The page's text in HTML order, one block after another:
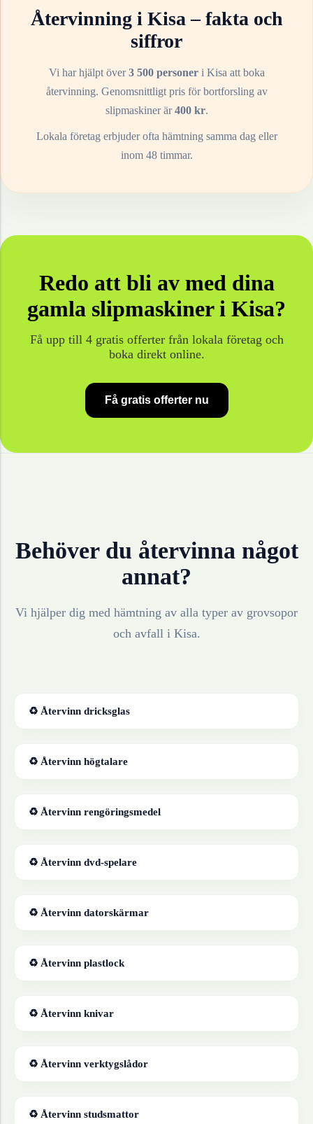
Återvinning i Kisa– fakta och
siffror
Vi har hjälpt över3 500 personeri Kisa att boka
återvinning. Genomsnittligt pris för bortforsling av
slipmaskinerär400kr.
Lokala företag erbjuder ofta hämtning samma dag eller
inom 48 timmar.
Redo att bli av med dina
gamla slipmaskineri Kisa?
Få upp till 4 gratis offerter från lokala företag och
boka direkt online.
Få gratis offerter nu
Behöver du återvinna något
annat?
Vi hjälper dig med hämtning av alla typer av grovsopor
och avfall i Kisa.
♻ Återvinn dricksglas
♻ Återvinn högtalare
♻ Återvinn rengöringsmedel
♻ Återvinn dvd-spelare
♻ Återvinn datorskärmar
♻ Återvinn plastlock
♻ Återvinn knivar
♻ Återvinn verktygslådor
♻ Återvinn studsmattor